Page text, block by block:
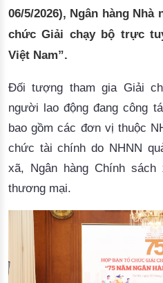
06/5/2026), Ngân hàng Nhà
chức Giải chạy bộ trực
Việt Nam”.
Đối tượng tham gia Giải
người lao động đang công
bao gồm các đơn vị thuộc
chức tài chính do NHNN
xã, Ngân hàng Chính
thương mại.